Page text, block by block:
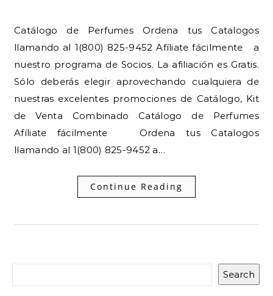
Catálogo de Perfumes Ordena tus Catalogos
llamando al 1(800) 825-9452 Afíliate fácilmente a
nuestro programa de Socios. La afiliación es Gratis.
Sólo deberás elegir aprovechando cualquiera de
nuestras excelentes promociones de Catálogo, Kit
de Venta Combinado Catálogo de Perfumes
Afíliate fácilmente Ordena tus Catalogos
llamando al 1(800) 825-9452 a…
Continue Reading
Search